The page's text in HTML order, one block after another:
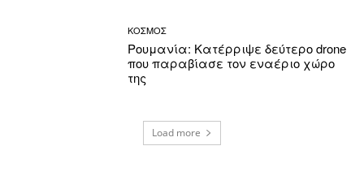
ΚΟΣΜΟΣ
Ρουμανία: Κατέρριψε δεύτερο drone
που παραβίασε τον εναέριο χώρο
της
Load more